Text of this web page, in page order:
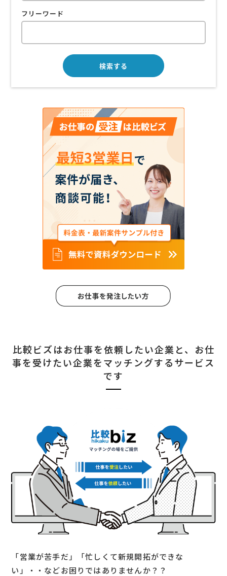
フリーワード
比較ビズはお仕事を依頼したい企業と、 お仕
事を受けたい企業をマッチングするサービス
です
「営業が苦手だ」「忙しくて新規開拓ができな
い」・・などお困りではありませんか？？